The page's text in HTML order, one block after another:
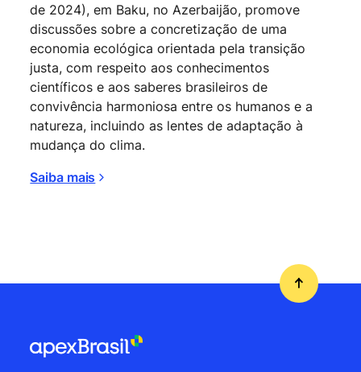
de 2024), em Baku, no Azerbaijão, promove
discussões sobre a concretização de uma
economia ecológica orientada pela transição
justa, com respeito aos conhecimentos
científicos e aos saberes brasileiros de
convivência harmoniosa entre os humanos e a
natureza, incluindo as lentes de adaptação à
mudança do clima.
Saiba mais